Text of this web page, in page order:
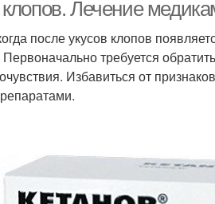
Лечение
после укусов клопов
требуется
Избавиться от